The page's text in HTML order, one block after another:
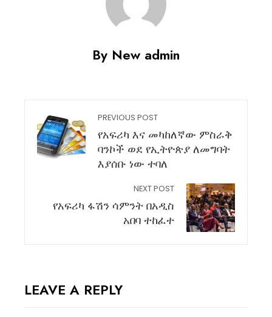
By New admin
PREVIOUS POST
የአፍሪካ እና መካከለኛው ምስራቅ
ባንኮች ወደ የኢትዮጵያ ለመግባት
እያሰቡ ነው ተባለ
NEXT POST
የአፍሪካ ፋሽን ሳምንት በአዲስ
አበባ ተከፈተ
LEAVE A REPLY